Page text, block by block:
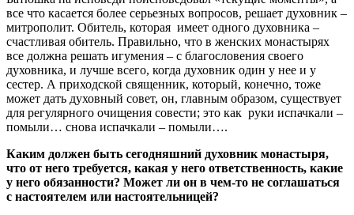
все что касается более серьезных вопросов, решает духовник –
митрополит. Обитель, которая имеет одного духовника –
счастливая обитель. Правильно, что в женских монастырях
все должна решать игумения – с благословения своего
духовника, и лучше всего, когда духовник один у нее и у
сестер. А приходской священник, который, конечно, тоже
может дать духовный совет, он, главным образом, существует
для регулярного очищения совести; это как руки испачкали –
помыли… снова испачкали – помыли….
Каким должен быть сегодняшний духовник монастыря,
что от него требуется, какая у него ответственность, какие
у него обязанности? Может ли он в чем-то не соглашаться
с настоятелем или настоятельницей?